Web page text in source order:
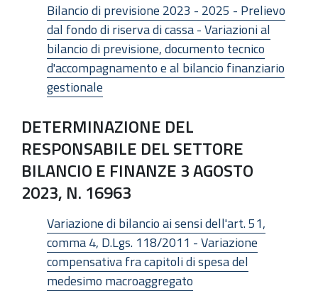
Bilancio di previsione 2023 - 2025 - Prelievo
dal fondo di riserva di cassa - Variazioni al
bilancio di previsione, documento tecnico
d'accompagnamento e al bilancio finanziario
gestionale
DETERMINAZIONE DEL
RESPONSABILE DEL SETTORE
BILANCIO E FINANZE 3 AGOSTO
2023, N. 16963
Variazione di bilancio ai sensi dell'art. 51,
comma 4, D.Lgs. 118/2011 - Variazione
compensativa fra capitoli di spesa del
medesimo macroaggregato